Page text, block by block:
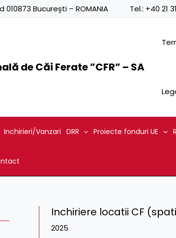
București – ROMANIA Tel.: +40 21
de Căi Ferate ”CFR” – SA
Inchirieri/Vanzari DRR Proiecte fonduri UE
Inchiriere locatii CF
2025